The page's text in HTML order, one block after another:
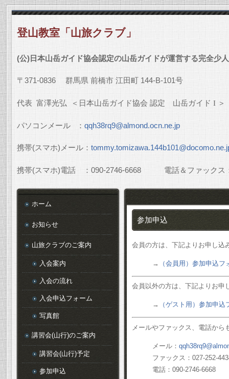
登山教室「山旅クラブ」
(公)日本山岳ガイド協会認定の山岳ガイドが運営する完全少
〒 371-0836 群馬県 前橋市 江田町 144-B-101号
代表 富澤光弘 ＜日本山岳ガイド協会 認定 山岳ガイド I ＞
パソコンメール ： qqh38rq9@almond.ocn.ne.jp
携帯(スマホ)メール：
携帯(スマホ)電話 ： 090-2746-6668電話＆ファックス
参加申込
会員の方は、下記よりお申し込
→ （会員用）参加申込フ
会員以外の方は、下記よりお申
→ （ゲスト用）参加申込
メールやファックス、電話から
メール：
ファックス：027-252-
電話：090-2746-6668
ホーム
お知らせ
山旅クラブのご案内
入会案内
入会の流れ
入会申込フォーム
写真館
講習会(山行)のご案内
講習会(山行)予定
参加申込